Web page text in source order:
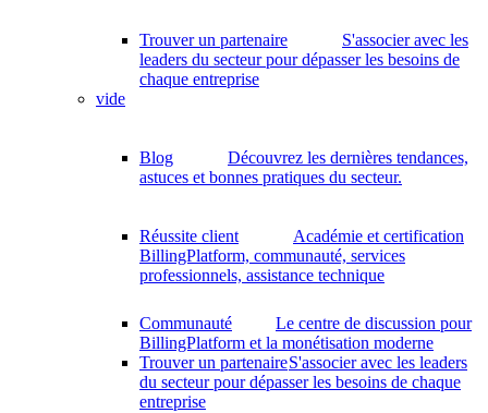
Trouver un partenaire
S'associer avec les
leaders du secteur pour dépasser les besoins de
chaque entreprise
vide
Blog
Découvrez les dernières tendances,
astuces et bonnes pratiques du secteur.
Réussite client
Académie et certification
BillingPlatform, communauté, services
professionnels, assistance technique
Communauté
Le centre de discussion pour
BillingPlatform et la monétisation moderne
Trouver un partenaireS'associer avec les leaders
du secteur pour dépasser les besoins de chaque
entreprise